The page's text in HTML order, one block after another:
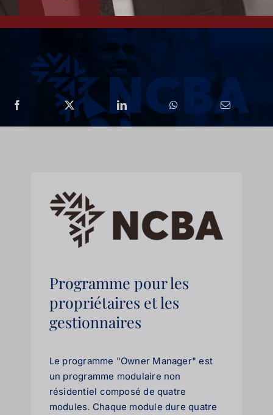
Programme pour les
propriétaires et les
gestionnaires
Le programme "Owner Manager" est
un programme modulaire non
résidentiel composé de quatre
modules. Chaque module dure quatre